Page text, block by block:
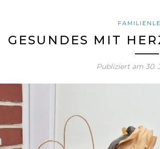
GESUNDES MIT
Publiziert am 30.